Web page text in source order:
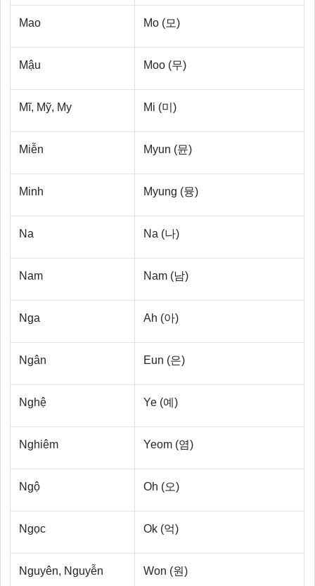
Mao Mo (모)
Mậu Moo (무)
Mĩ, Mỹ, My Mi (미)
Miễn Myun (뮨)
Minh Myung (뮹)
Na Na (나)
Nam Nam (남)
Nga Ah (아)
Ngân Eun (은)
Nghệ Ye (예)
Nghiêm Yeom (염)
Ngộ Oh (오)
Ngọc Ok (억)
Nguyên, Nguyễn Won (원)